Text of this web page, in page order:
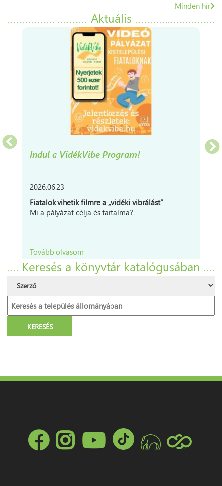
7673
Kővágószőlős,
Rákóczi
utca
69.
Aktuális
Minden hír
Indul a VidékVibe Program!
2026.06.23
Fiatalok vihetik filmre a „vidéki vibrálást”
Mi a pályázat célja és tartalma?
Tovább olvasom
Keresés a könyvtár katalógusában